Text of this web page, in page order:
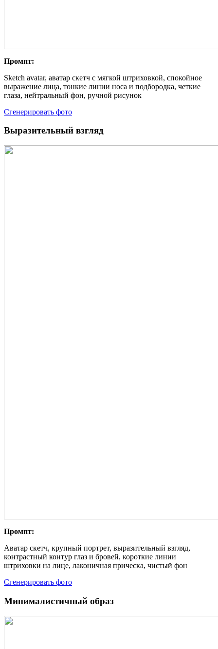
Промпт:
Sketch avatar, аватар скетч с мягкой штриховкой, спокойное
выражение лица, тонкие линии носа и подбородка, четкие
глаза, нейтральный фон, ручной рисунок
Сгенерировать фото
Выразительный взгляд
Промпт:
Аватар скетч, крупный портрет, выразительный взгляд,
контрастный контур глаз и бровей, короткие линии
штриховки на лице, лаконичная прическа, чистый фон
Сгенерировать фото
Минималистичный образ